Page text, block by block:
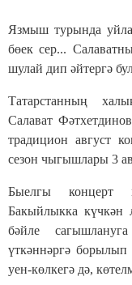
Язмыш турында
бөек сер...
шулай дип әйтергә
Татарстанның
Салават
традицион август
сезон чыгышлары 3
Быелгы концерт
Бакыйлыкка күчкән
бәйле
үткәннәргә борылып
уен-көлкегә дә,